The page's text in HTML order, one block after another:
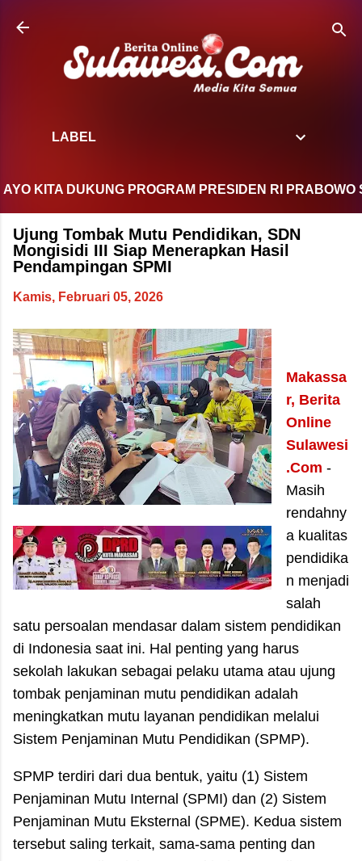
LABEL
DUKUNG PROGRAM PRESIDEN RI PRABOWO
Ujung Tombak Mutu Pendidikan, SDN
Mongisidi III Siap Menerapkan Hasil
Pendampingan SPMI
Kamis, Februari 05, 2026
Makassa
r, Berita
Online
Sulawesi
.Com -
Masih
rendahny
a kualitas
pendidika
n menjadi
salah
satu persoalan mendasar dalam sistem pendidikan
di Indonesia saat ini. Hal penting yang harus
sekolah lakukan sebagai pelaku utama atau ujung
tombak penjaminan mutu pendidikan adalah
meningkatkan mutu layanan pendidikan melalui
Sistem Penjaminan Mutu Pendidikan (SPMP).
SPMP terdiri dari dua bentuk, yaitu (1) Sistem
Penjaminan Mutu Internal (SPMI) dan (2) Sistem
Penjaminan Mutu Eksternal (SPME). Kedua sistem
tersebut saling terkait, sama-sama penting dan